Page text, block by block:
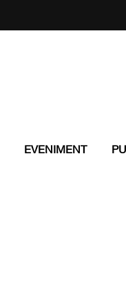
EVENIMENT